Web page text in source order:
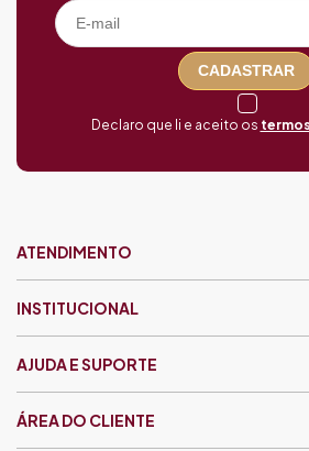
CADASTRAR
Declaro que li e aceito os
ATENDIMENTO
INSTITUCIONAL
AJUDA E SUPORTE
ÁREA DO CLIENTE